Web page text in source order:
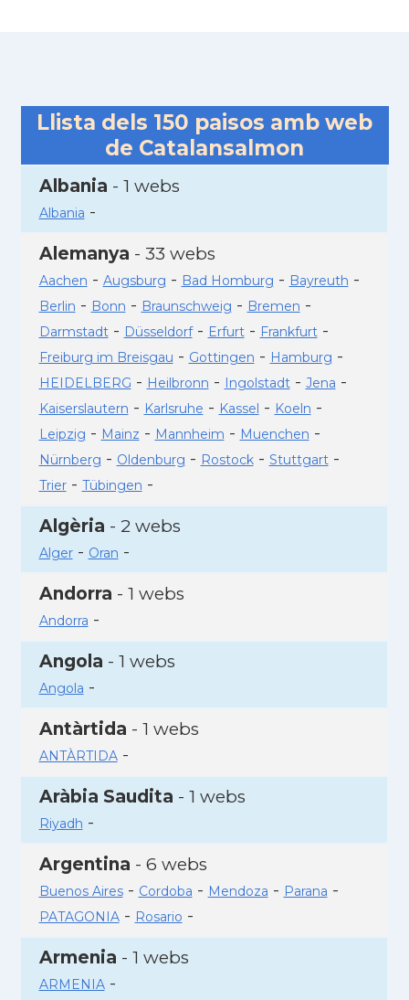
Llista dels 150 paisos amb web
de Catalansalmon
Albania - 1 webs
Albania -
Alemanya - 33 webs
Aachen - Augsburg - Bad Homburg - Bayreuth -
Berlin - Bonn - Braunschweig - Bremen -
Darmstadt- Düsseldorf- Erfurt- Frankfurt-
Freiburg im Breisgau - Gottingen - Hamburg -
HEIDELBERG - Heilbronn - Ingolstadt- Jena -
Kaiserslautern - Karlsruhe - Kassel - Koeln -
Leipzig - Mainz - Mannheim - Muenchen -
Nürnberg - Oldenburg - Rostock- Stuttgart-
Trier- Tübingen -
Algèria - 2 webs
Alger- Oran -
Andorra - 1 webs
Andorra -
Angola - 1 webs
Angola -
Antàrtida - 1 webs
ANTÀRTIDA-
Aràbia Saudita - 1 webs
Riyadh -
Argentina - 6 webs
Buenos Aires- Cordoba - Mendoza - Parana -
PATAGONIA- Rosario -
Armenia - 1 webs
ARMENIA-